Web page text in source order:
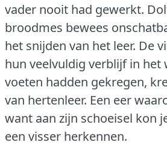
vader nooit had gewerkt.
broodmes bewees
het snijden van het leer. De
hun veelvuldig verblijf in het
voeten hadden gekregen,
van hertenleer. Een eer
want aan zijn schoeisel kon
een visser herkennen.